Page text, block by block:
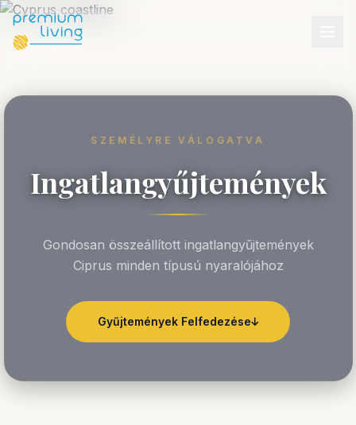
SZEMÉLYRE VÁLOGATVA
Ingatlangyűjtemények
Gondosan összeállított ingatlangyűjtemények
Ciprus minden típusú nyaralójához
Gyűjtemények Felfedezése